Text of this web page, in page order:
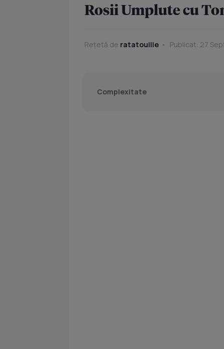
Rosii Umplute cu
Rețetă de ratatouille Publicat: 27
Complexitate